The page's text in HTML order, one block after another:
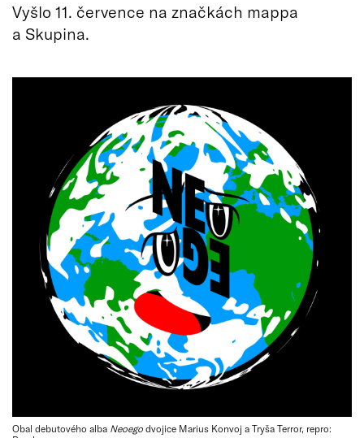
Vyšlo 11. července na značkách mappa
a Skupina.
Obal debutového alba Neoego dvojice Marius Konvoj a Tryša Terror, repro: